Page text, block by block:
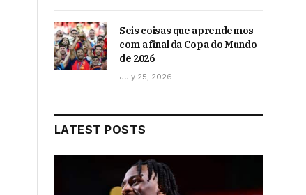
Seis coisas que aprendemos
com a final da Copa do Mundo
de 2026
July 25, 2026
LATEST POSTS